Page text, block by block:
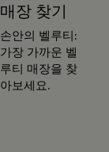
매장 찾기
손안의 벨루티:
가장 가까운 벨
루티 매장을 찾
아보세요.